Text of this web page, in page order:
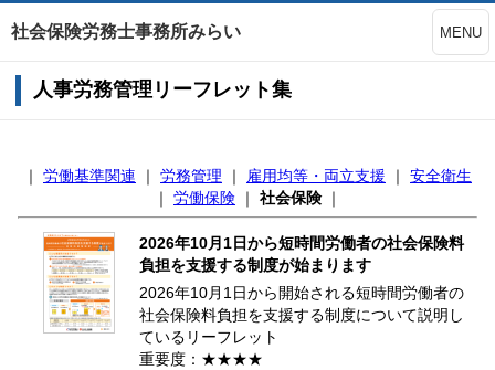
社会保険労務士事務所みらい MENU
人事労務管理リーフレット集
｜ 労働基準関連 ｜ 労務管理 ｜ 雇用均等・両立支援 ｜ 安全衛生
｜ 労働保険 ｜ 社会保険｜
2026年10月1日から短時間労働者の社会保険料
負担を支援する制度が始まります
2026年10月1日から開始される短時間労働者の
社会保険料負担を支援する制度について説明し
ているリーフレット
重要度：★★★★